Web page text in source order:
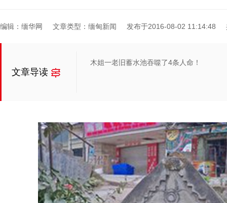
编辑：缅华网 文章类型：缅甸新闻 发布于2016-08-02 11:14:48
文章导读
木姐一老旧蓄水池吞噬了4条人命！